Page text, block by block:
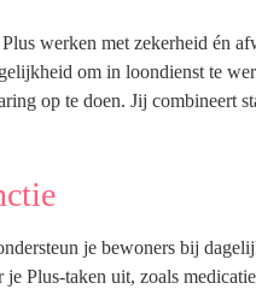
werken met zekerheid én
om in loondienst te
op te doen. Jij combineert
je bewoners bij
je Plus-taken uit, zoals